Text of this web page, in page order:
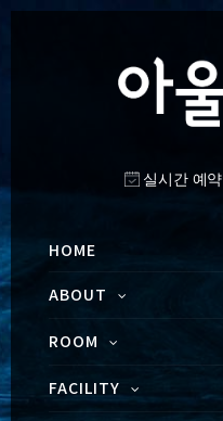
실시간 예약
HOME
ABOUT
ROOM
FACILITY